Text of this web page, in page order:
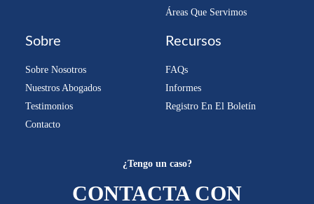
Áreas Que Servimos
Sobre
Sobre Nosotros
Nuestros Abogados
Testimonios
Contacto
Recursos
FAQs
Informes
Registro En El Boletín
¿Tengo un caso?
CONTACTA CON